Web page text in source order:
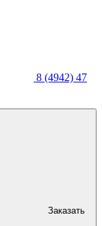
8 (4942) 47
Заказать